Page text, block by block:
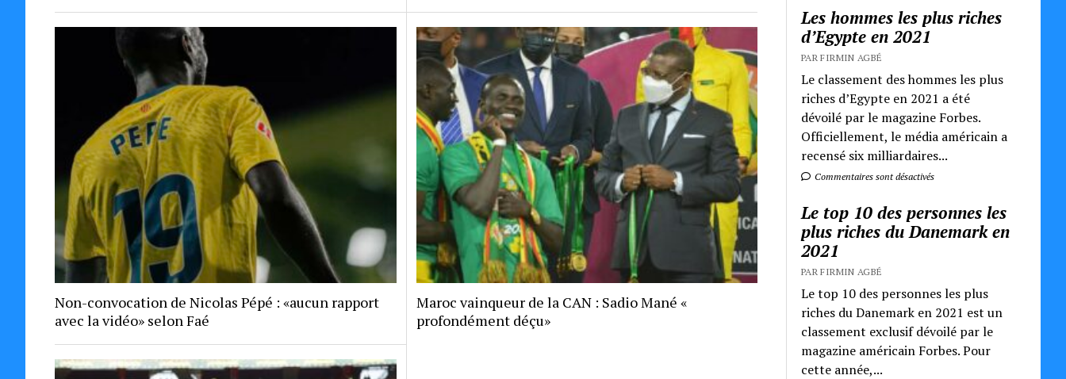
Non-convocation de Nicolas Pépé : «aucun rapport
avec la vidéo» selon Faé
Maroc vainqueur de la CAN : Sadio Mané «
profondément déçu»
Les hommes les plus riches
d’Egypte en 2021
PAR FIRMIN AGBÉ
Le classement des hommes les plus
riches d’Egypte en 2021 a été
dévoilé par le magazine Forbes.
Officiellement, le média américain a
recensé six milliardaires...
Commentaires sont désactivés
Le top 10 des personnes les
plus riches du Danemark en
2021
PAR FIRMIN AGBÉ
Le top 10 des personnes les plus
riches du Danemark en 2021 est un
classement exclusif dévoilé par le
magazine américain Forbes. Pour
cette année,...